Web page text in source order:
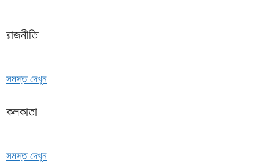
রাজনীতি
সমস্ত দেখুন
কলকাতা
সমস্ত দেখুন